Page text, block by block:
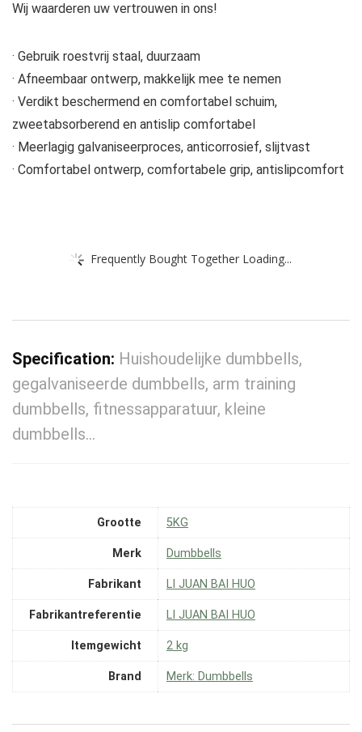
Wij waarderen uw vertrouwen in ons!
· Gebruik roestvrij staal, duurzaam
· Afneembaar ontwerp, makkelijk mee te nemen
· Verdikt beschermend en comfortabel schuim,
zweetabsorberend en antislip comfortabel
· Meerlagig galvaniseerproces, anticorrosief, slijtvast
· Comfortabel ontwerp, comfortabele grip, antislipcomfort
Frequently Bought Together Loading...
Specification: Huishoudelijke dumbbells,
gegalvaniseerde dumbbells, arm training
dumbbells, fitnessapparatuur, kleine
dumbbells…
Grootte ‎5KG
Merk ‎Dumbbells
Fabrikant ‎LI JUAN BAI HUO
Fabrikantreferentie ‎LI JUAN BAI HUO
Itemgewicht ‎2 kg
Brand Merk: Dumbbells